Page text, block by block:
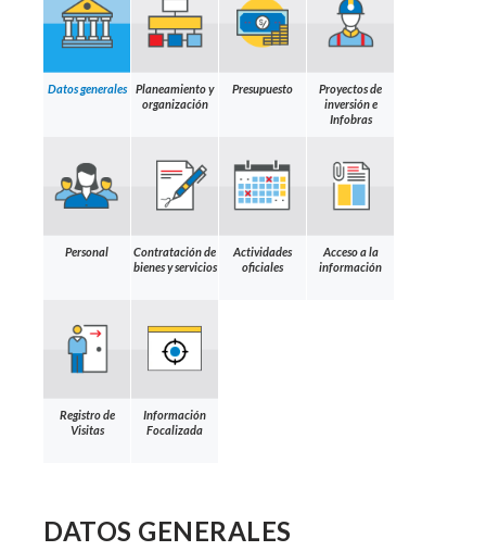
Datos generales
Planeamiento y
organización
Presupuesto
Proyectos de
inversión e
Infobras
Personal
Contratación de
bienes y servicios
Actividades
oficiales
Acceso a la
información
Registro de
Visitas
Información
Focalizada
DATOS GENERALES